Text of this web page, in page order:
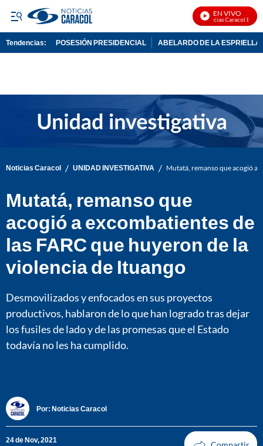
EN VIVO
Noticias Caracol En
Tendencias: POSESIÓN PRESIDENCIAL ABELARDO DE LA ESPRIELLA
Noticias Caracol / UNIDAD INVESTIGATIVA / Mutatá, remanso que acogió a
Mutatá, remanso que
acogió a excombatientes de
las FARC que huyeron de la
violencia de Ituango
Desmovilizados y enfocados en sus proyectos
productivos, hablaron de lo que han logrado tras dejar
los fusiles de lado y de las promesas que el Estado
todavía no les ha cumplido.
Por: Noticias Caracol
24 de Nov, 2021